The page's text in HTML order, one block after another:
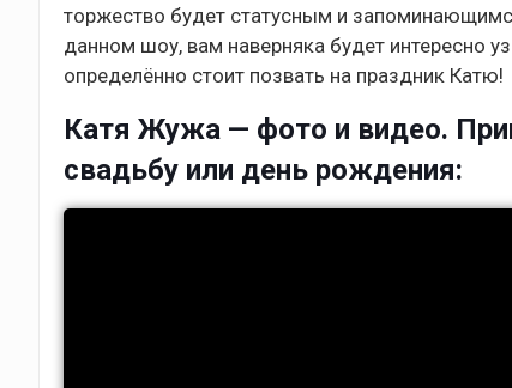
торжество будет статусным и
данном шоу, вам наверняка будет интересно
определённо стоит позвать на праздник Катю!
Катя Жужа — фото и видео.
свадьбу или день рождения: